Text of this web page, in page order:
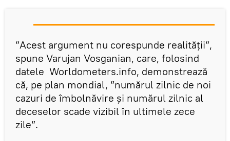
”Acest argument nu corespunde realității”,
spune Varujan Vosganian, care, folosind
datele Worldometers.info, demonstrează
că, pe plan mondial, ”numărul zilnic de noi
cazuri de îmbolnăvire și numărul zilnic al
deceselor scade vizibil în ultimele zece
zile”.